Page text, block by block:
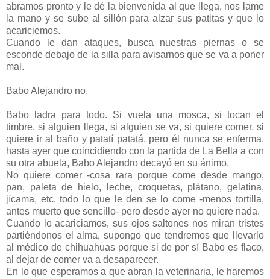
abramos pronto y le dé la bienvenida al que llega, nos lame
la mano y se sube al sillón para alzar sus patitas y que lo
acariciemos.
Cuando le dan ataques, busca nuestras piernas o se
esconde debajo de la silla para avisarnos que se va a poner
mal.
Babo Alejandro no.
Babo ladra para todo. Si vuela una mosca, si tocan el
timbre, si alguien llega, si alguien se va, si quiere comer, si
quiere ir al baño y patatí patatá, pero él nunca se enferma,
hasta ayer que coincidiendo con la partida de La Bella a con
su otra abuela, Babo Alejandro decayó en su ánimo.
No quiere comer -cosa rara porque come desde mango,
pan, paleta de hielo, leche, croquetas, plátano, gelatina,
jícama, etc. todo lo que le den se lo come -menos tortilla,
antes muerto que sencillo- pero desde ayer no quiere nada.
Cuando lo acariciamos, sus ojos saltones nos miran tristes
partiéndonos el alma, supongo que tendremos que llevarlo
al médico de chihuahuas porque si de por sí Babo es flaco,
al dejar de comer va a desaparecer.
En lo que esperamos a que abran la veterinaria, le haremos